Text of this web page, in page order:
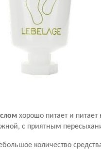
хорошо питает и питает
с приятным
количество